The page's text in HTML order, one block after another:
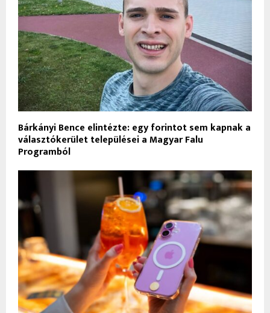
Bárkányi Bence elintézte: egy forintot sem kapnak a
választókerület települései a Magyar Falu
Programból